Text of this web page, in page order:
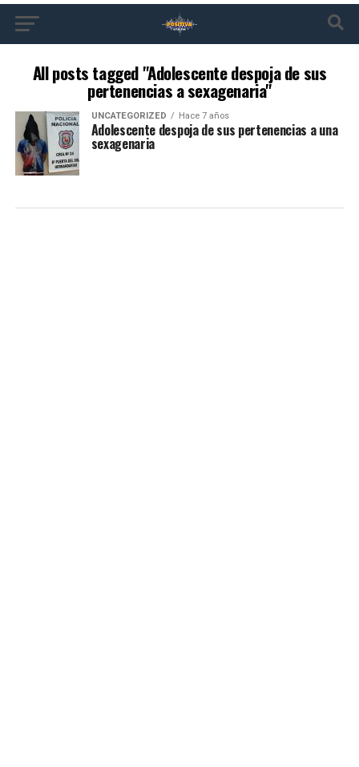
All posts tagged "Adolescente despoja de sus
pertenencias a sexagenaria"
UNCATEGORIZED Hace 7 años
Adolescente despoja de sus pertenencias a una
sexagenaria